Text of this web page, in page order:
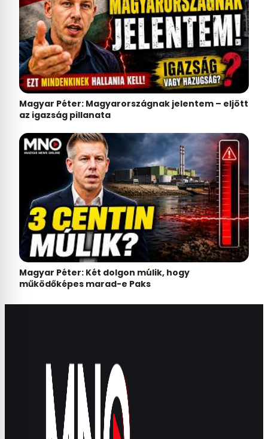
Magyar Péter: Magyarországnak jelentem – eljött
az igazság pillanata
Magyar Péter: Két dolgon múlik, hogy
működőképes marad-e Paks